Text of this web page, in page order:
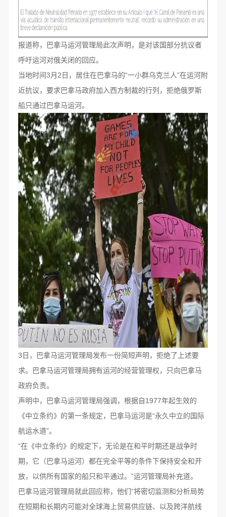
报道称，巴拿马运河管理局此次声明，是对该国部分抗议者
呼吁运河对俄关闭的回应。
当地时间3月2日，居住在巴拿马的“一小群乌克兰人”在运河附
近抗议，要求巴拿马政府加入西方制裁的行列，拒绝俄罗斯
船只通过巴拿马运河。
3日，巴拿马运河管理局发布一份简短声明，拒绝了上述要
求。巴拿马运河管理局拥有运河的经营管理权，只向巴拿马
政府负责。
声明中，巴拿马运河管理局强调，根据自1977年起生效的
《中立条约》的第一条规定，巴拿马运河是“永久中立的国际
航运水道”。
“在《中立条约》的规定下，无论是在和平时期还是战争时
期，它（巴拿马运河）都在完全平等的条件下保持安全和开
放，以供所有国家的船只和平通过。”运河管理局补充道。
巴拿马运河管理局就此回应称，他们“将密切监测和分析局势
在短期和长期内可能对全球海上贸易供应链、以及跨洋航线